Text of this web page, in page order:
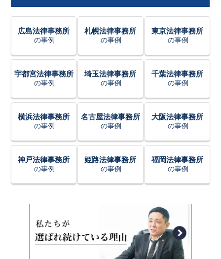
広島法律事務所
の事例
札幌法律事務所
の事例
東京法律事務所
の事例
宇都宮法律事務所
の事例
埼玉法律事務所
の事例
千葉法律事務所
の事例
横浜法律事務所
の事例
名古屋法律事務所
の事例
大阪法律事務所
の事例
神戸法律事務所
の事例
姫路法律事務所
の事例
福岡法律事務所
の事例